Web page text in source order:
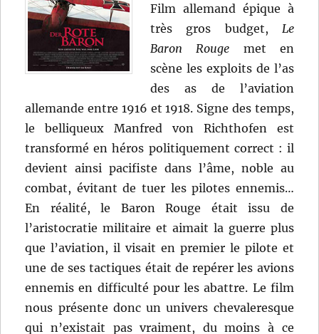
Film allemand épique à
très gros budget, Le
Baron Rouge met en
scène les exploits de l’as
des as de l’aviation
allemande entre 1916 et 1918. Signe des temps,
le belliqueux Manfred von Richthofen est
transformé en héros politiquement correct : il
devient ainsi pacifiste dans l’âme, noble au
combat, évitant de tuer les pilotes ennemis…
En réalité, le Baron Rouge était issu de
l’aristocratie militaire et aimait la guerre plus
que l’aviation, il visait en premier le pilote et
une de ses tactiques était de repérer les avions
ennemis en difficulté pour les abattre. Le film
nous présente donc un univers chevaleresque
qui n’existait pas vraiment, du moins à ce